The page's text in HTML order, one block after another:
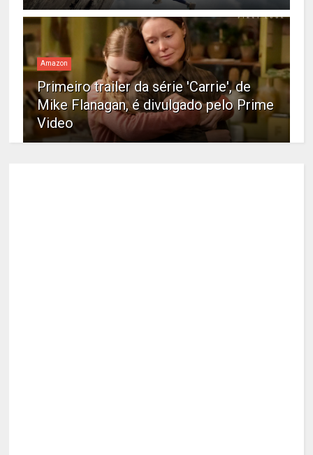
Amazon
Primeiro trailer da série 'Carrie', de
Mike Flanagan, é divulgado pelo Prime
Video